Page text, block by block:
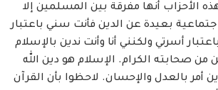
وواقع هذه الأحزاب أنها مفرقة بين المسلمين إلا
اجتماعية ‏بعيدة عن الدين فأنت سني باعتبار
أسرتي ولكنني أنا وأنت ندين ‏بالإسلام
من صحابته الكرام. الإسلام هو دين الله
أمر ‏بالعدل والإحسان. لاحظوا بأن القرآن